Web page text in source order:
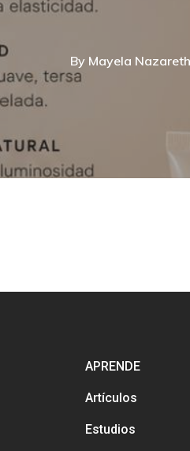
By Mayela
APRENDE
Artículos
Estudios